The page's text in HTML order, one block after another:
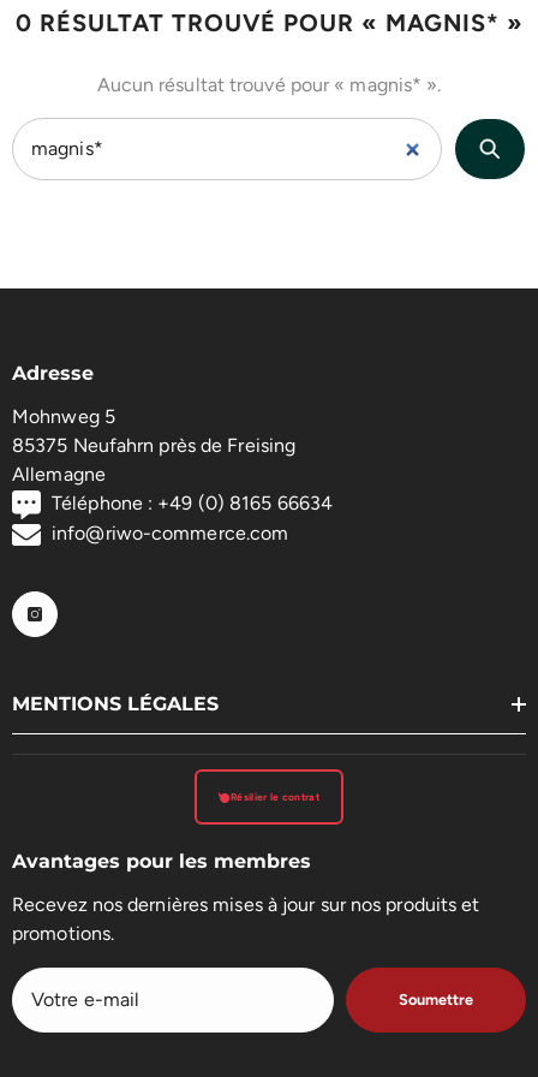
0 RÉSULTAT TROUVÉ POUR « MAGNIS* »
Aucun résultat trouvé pour « magnis* ».
Adresse
Mohnweg 5
85375 Neufahrn près de Freising
Allemagne
Téléphone : +49 (0) 8165 66634
info@riwo-commerce.com
MENTIONS LÉGALES
Résilier le contrat
Avantages pour les membres
Recevez nos dernières mises à jour sur nos produits et
promotions.
Soumettre